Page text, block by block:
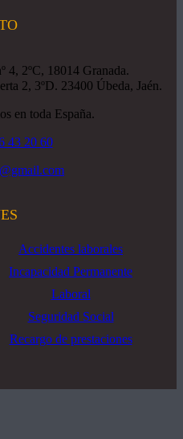
4, 2ºC, 18014 Granada.
2, 3ºD. 23400 Úbeda, Jaén.
en toda España.
43 20 60
Accidentes laborales
Incapacidad Permanente
Laboral
Seguridad Social
Recargo de prestaciones